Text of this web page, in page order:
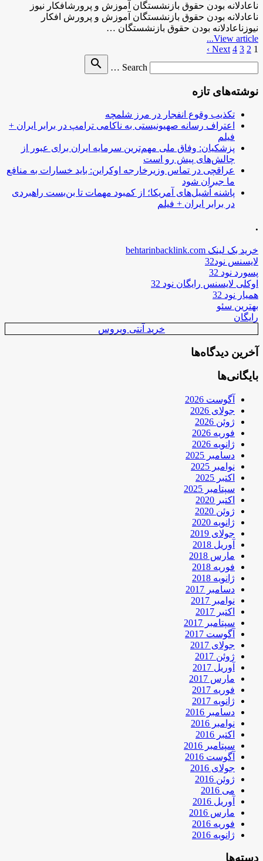
ناعادلانه بودن حقوق بازنشستگان آموزش و پرورشافکار نیوز
ناعادلانه بودن حقوق بازنشستگان آموزش و پرورش افکار
نیوزناعادلانه بودن حقوق بازنشستگان …
View article...
صفحه‌بندی
1
2
3
4
Next ›
Search …
search
نوشته‌های تازه
تکذیب وقوع انفجار در مرز شلمچه
اعتراف رسانه صهیونیستی به ناکامی ترامپ در برابر ایران +
فیلم
پزشکیان: وفاق ملی مهم‌ترین سرمایه ایران برای عبور از
چالش‌های پیش رو است
عراقچی در تماس وزیرخارجه اوکراین: باید خسارات به منافع
ما جبران شود
پاشنه آشیل‌های آمریکا؛ از کمبود مهمات تا بن‌بست راهبردی
در برابر ایران + فیلم
.
خرید بک لینک behtarinbacklink.com
لایسنس نود32
پسورد نود 32
اوکلی لایسنس رایگان نود 32
همیار نود 32
بهترین سئو
رایگان
خرید آنتی ویروس
آخرین دیدگاه‌ها
بایگانی‌ها
آگوست 2026
جولای 2026
ژوئن 2026
فوریه 2026
ژانویه 2026
دسامبر 2025
نوامبر 2025
اکتبر 2025
سپتامبر 2025
اکتبر 2020
ژوئن 2020
ژانویه 2020
جولای 2019
آوریل 2018
مارس 2018
فوریه 2018
ژانویه 2018
دسامبر 2017
نوامبر 2017
اکتبر 2017
سپتامبر 2017
آگوست 2017
جولای 2017
ژوئن 2017
آوریل 2017
مارس 2017
فوریه 2017
ژانویه 2017
دسامبر 2016
نوامبر 2016
اکتبر 2016
سپتامبر 2016
آگوست 2016
جولای 2016
ژوئن 2016
می 2016
آوریل 2016
مارس 2016
فوریه 2016
ژانویه 2016
دسته‌ها